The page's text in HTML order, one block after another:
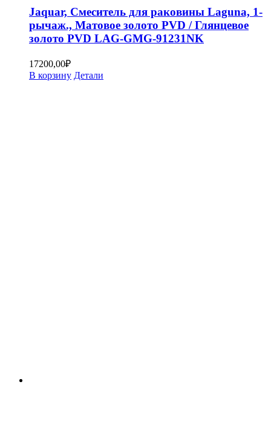
Jaquar, Смеситель для раковины Laguna, 1-
рычаж., Матовое золото PVD / Глянцевое
золото PVD LAG-GMG-91231NK
17200,00₽
В корзину Детали